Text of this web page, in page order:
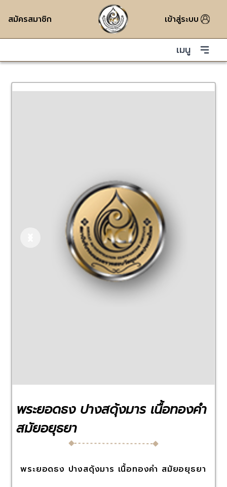
สมัครสมาชิก เข้าสู่ระบบ
เมนู
พระยอดธง ปางสดุ้งมาร เนื้อทองคำ
สมัยอยุธยา
พระยอดธง ปางสดุ้งมาร เนื้อทองคำ สมัยอยุธยา